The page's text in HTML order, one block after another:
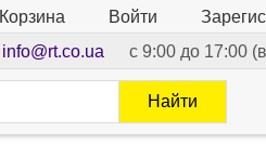
Корзина Войти
info@rt.co.ua с 9:00 до 17:00
Найти